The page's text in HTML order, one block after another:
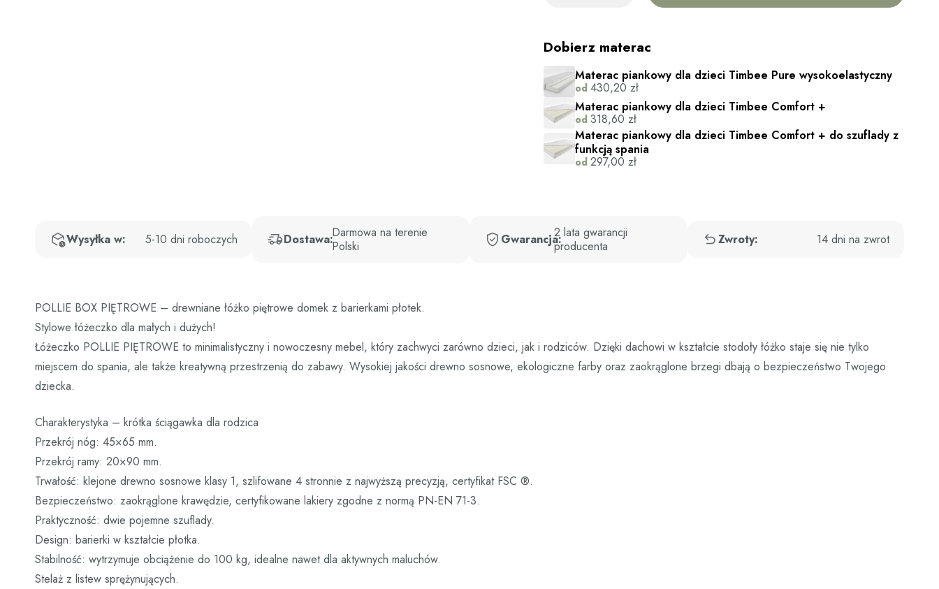
Dobierz materac
Materac piankowy dla dzieci Timbee Pure wysokoelastyczny
od 430,20 zł
Materac piankowy dla dzieci Timbee Comfort +
od 318,60 zł
Materac piankowy dla dzieci Timbee Comfort + do szuflady z
funkcją spania
od 297,00 zł
Wysyłka w: 5-10 dni roboczych Dostawa:Darmowa na terenie
Polski
Gwarancja:2 lata gwarancji
producenta
Zwroty: 14 dni na zwrot
POLLIE BOX PIĘTROWE – drewniane łóżko piętrowe domek z barierkami płotek.
Stylowe łóżeczko dla małych i dużych!
Łóżeczko POLLIE PIĘTROWE to minimalistyczny i nowoczesny mebel, który zachwyci zarówno dzieci, jak i rodziców. Dzięki dachowi w kształcie stodoły łóżko staje się nie tylko
miejscem do spania, ale także kreatywną przestrzenią do zabawy. Wysokiej jakości drewno sosnowe, ekologiczne farby oraz zaokrąglone brzegi dbają o bezpieczeństwo Twojego
dziecka.
Charakterystyka – krótka ściągawka dla rodzica
Przekrój nóg: 45×65 mm.
Przekrój ramy: 20×90 mm.
Trwałość: klejone drewno sosnowe klasy 1, szlifowane 4 stronnie z najwyższą precyzją, certyfikat FSC ®.
Bezpieczeństwo: zaokrąglone krawędzie, certyfikowane lakiery zgodne z normą PN-EN 71-3.
Praktyczność: dwie pojemne szuflady.
Design: barierki w kształcie płotka.
Stabilność: wytrzymuje obciążenie do 100 kg, idealne nawet dla aktywnych maluchów.
Stelaż z listew sprężynujących.